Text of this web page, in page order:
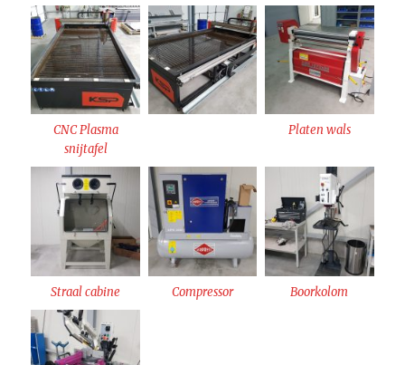
CNC Plasma
snijtafel
Platen wals
Straal cabine Compressor Boorkolom